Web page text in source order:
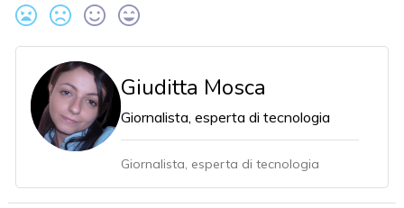
Giuditta Mosca
Giornalista, esperta di tecnologia
Giornalista, esperta di tecnologia